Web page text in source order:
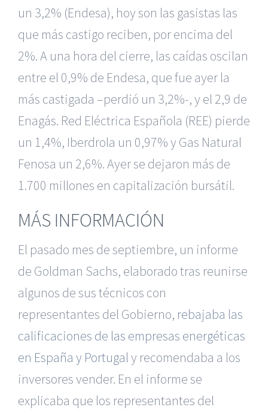
un 3,2% (Endesa), hoy son las gasistas las
que más castigo reciben, por encima del
2%. A una hora del cierre, las caídas oscilan
entre el 0,9% de Endesa, que fue ayer la
más castigada –perdió un 3,2%-, y el 2,9 de
Enagás. Red Eléctrica Española (REE) pierde
un 1,4%, Iberdrola un 0,97% y Gas Natural
Fenosa un 2,6%. Ayer se dejaron más de
1.700 millones en capitalización bursátil.
MÁS INFORMACIÓN
El pasado mes de septiembre, un informe
de Goldman Sachs, elaborado tras reunirse
algunos de sus técnicos con
representantes del Gobierno, rebajaba las
calificaciones de las empresas energéticas
en España y Portugaly recomendaba a los
inversores vender. En el informe se
explicaba que los representantes del